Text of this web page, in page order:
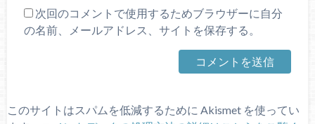
次回のコメントで使用するためブラウザーに自分
の名前、メールアドレス、サイトを保存する。
このサイトはスパムを低減するために Akismet を使ってい